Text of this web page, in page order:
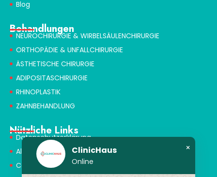
Blog
Behandlungen
NEUROCHIRURGIE & WIRBELSÄULENCHIRURGIE
ORTHOPÄDIE & UNFALLCHIRURGIE
ÄSTHETISCHE CHIRURGIE
ADIPOSITASCHIRURGIE
RHINOPLASTIK
ZAHNBEHANDLUNG
Nützliche Links
Datenschutzerklärung
Allgemeine Geschäftsbedingungen
Cookie-Richtlinie
ClinicHaus
Online
×